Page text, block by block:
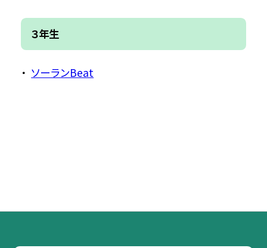
３年生
ソーランBeat